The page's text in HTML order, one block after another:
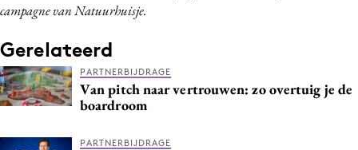
campagne van Natuurhuisje.
Gerelateerd
PARTNERBIJDRAGE
Van pitch naar vertrouwen: zo overtuig je de
boardroom
PARTNERBIJDRAGE